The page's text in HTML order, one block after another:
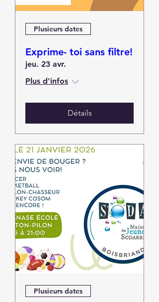
Plusieurs dates
Exprime- toi sans filtre!
jeu. 23 avr.
Plus d'infos
Détails
Plusieurs dates